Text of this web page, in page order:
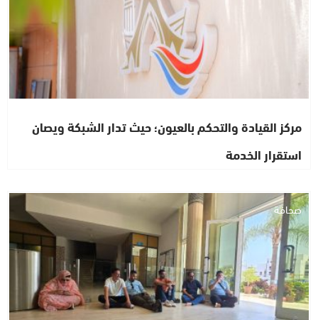
مركز القيادة والتحكم بالعيون؛ حيث تدار الشبكة ويصان
استقرار الخدمة
صحافة